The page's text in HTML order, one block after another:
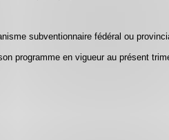
subventionnaire fédéral ou
programme en vigueur au présent